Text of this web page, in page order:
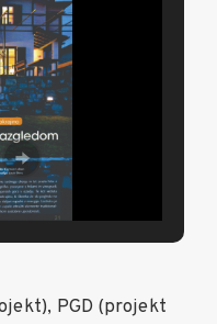
PGD (projekt